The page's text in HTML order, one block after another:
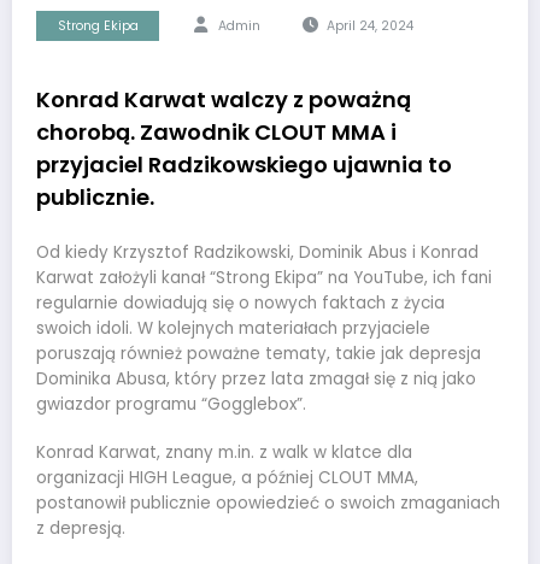
Strong Ekipa Admin April 24, 2024
Konrad Karwat walczy z poważną
chorobą. Zawodnik CLOUT MMA i
przyjaciel Radzikowskiego ujawnia to
publicznie.
Od kiedy Krzysztof Radzikowski, Dominik Abus i Konrad
Karwat założyli kanał “Strong Ekipa” na YouTube, ich fani
regularnie dowiadują się o nowych faktach z życia
swoich idoli. W kolejnych materiałach przyjaciele
poruszają również poważne tematy, takie jak depresja
Dominika Abusa, który przez lata zmagał się z nią jako
gwiazdor programu “Gogglebox”.
Konrad Karwat, znany m.in. z walk w klatce dla
organizacji HIGH League, a później CLOUT MMA,
postanowił publicznie opowiedzieć o swoich zmaganiach
z depresją.